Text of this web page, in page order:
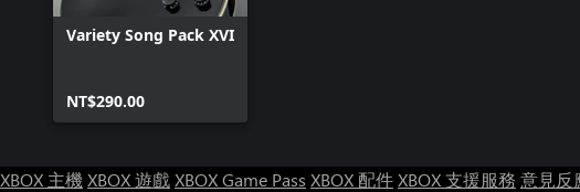
Variety Song Pack XVI
NT$290.00
XBOX 主機XBOX 遊戲XBOX Game Pass XBOX 配件XBOX 支援服務 意見反